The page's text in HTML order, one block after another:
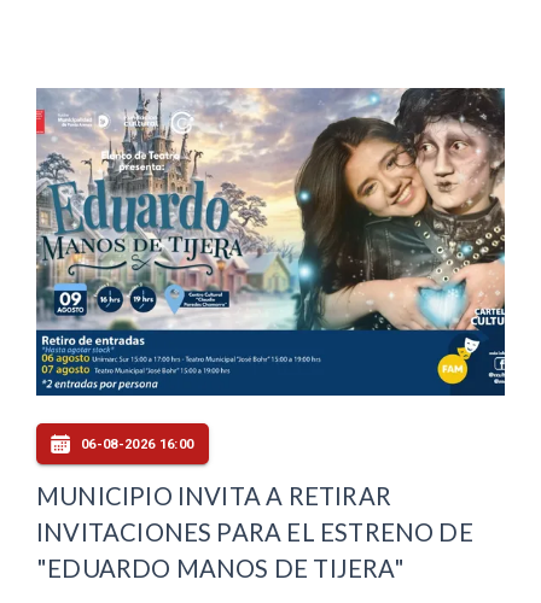
06-08-2026 16:00
MUNICIPIO INVITA A RETIRAR
INVITACIONES PARA EL ESTRENO DE
"EDUARDO MANOS DE TIJERA"